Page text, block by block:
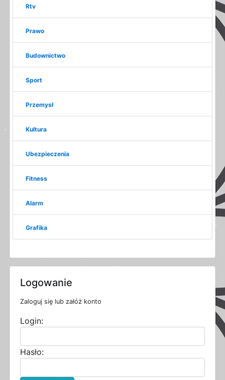
Rtv
Prawo
Budownictwo
Sport
Przemysł
Kultura
Ubezpieczenia
Fitness
Alarm
Grafika
Logowanie
Zaloguj się lub załóż konto
Login:
Hasło: